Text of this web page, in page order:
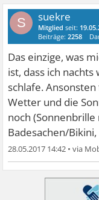
S suekre
Mitglied seit:
Beiträge:2258
Das einzige, was
ist, dass ich
schlafe.
Wetter und die
noch
Badesachen/
28.05.2017 14:42 •